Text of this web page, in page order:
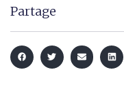
Partage